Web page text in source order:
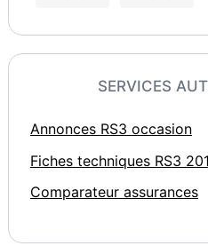
SERVICES
Annonces RS3 occasion
Fiches techniques RS3
Comparateur assurances